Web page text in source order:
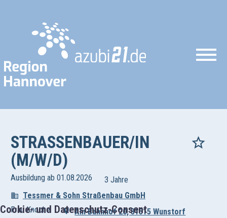
Cookie- und Datenschutz-Consent
STRASSENBAUER/IN (
M/W/D)
Ausbildung ab 01.08.2026
3 Jahre
Tessmer & Sohn Straßenbau GmbH
Frau Knoche
Am Bahnhof 20, 31515 Wunstorf